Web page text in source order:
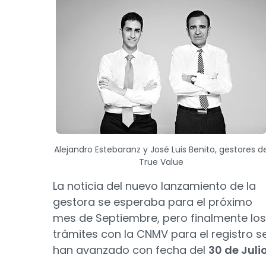
Alejandro Estebaranz y José Luis Benito, gestores
True Value
La noticia del nuevo lanzamiento de la
gestora se esperaba para el próximo
mes de Septiembre, pero finalmente los
trámites con la CNMV para el registro
han avanzado con fecha del 30 de